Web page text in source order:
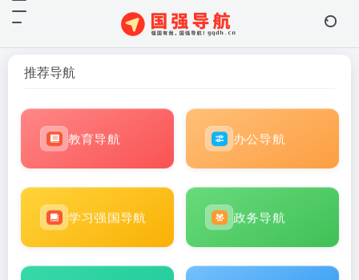
推荐导航
教育导航 办公导航
学习强国导航 政务导航